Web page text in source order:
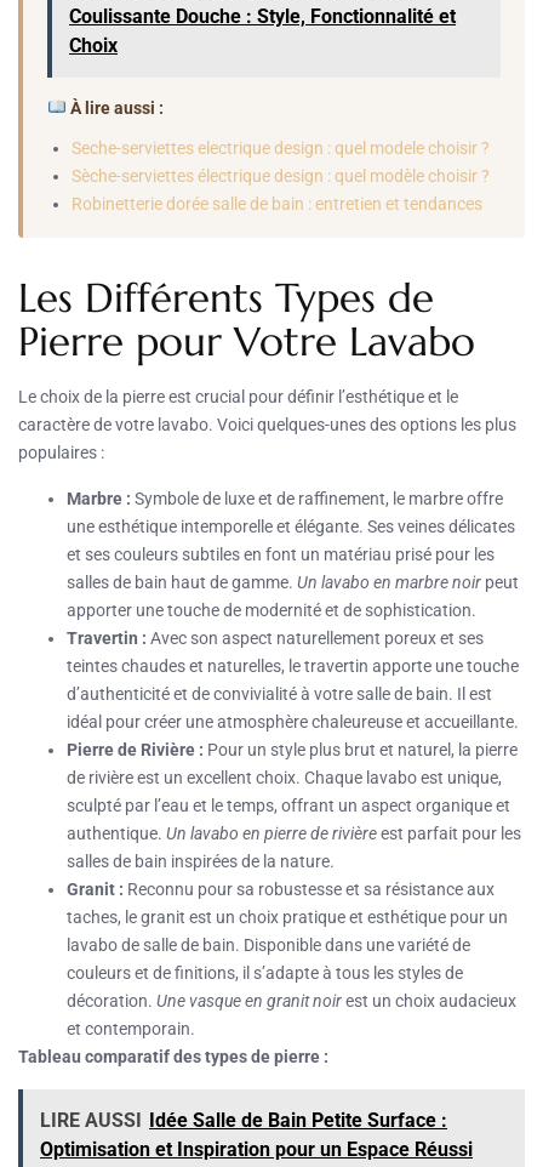
Coulissante Douche : Style, Fonctionnalité et
Choix
À lire aussi :
Seche-serviettes electrique design : quel modele choisir ?
Sèche-serviettes électrique design : quel modèle choisir ?
Robinetterie dorée salle de bain : entretien et tendances
Les Différents Types de
Pierre pour Votre Lavabo
Le choix de la pierre est crucial pour définir l’esthétique et le
caractère de votre lavabo. Voici quelques-unes des options les plus
populaires :
Marbre : Symbole de luxe et de raffinement, le marbre offre
une esthétique intemporelle et élégante. Ses veines délicates
et ses couleurs subtiles en font un matériau prisé pour les
salles de bain haut de gamme. Un lavabo en marbre noir peut
apporter une touche de modernité et de sophistication.
Travertin : Avec son aspect naturellement poreux et ses
teintes chaudes et naturelles, le travertin apporte une touche
d’authenticité et de convivialité à votre salle de bain. Il est
idéal pour créer une atmosphère chaleureuse et accueillante.
Pierre de Rivière : Pour un style plus brut et naturel, la pierre
de rivière est un excellent choix. Chaque lavabo est unique,
sculpté par l’eau et le temps, offrant un aspect organique et
authentique. Un lavabo en pierre de rivièreest parfait pour les
salles de bain inspirées de la nature.
Granit : Reconnu pour sa robustesse et sa résistance aux
taches, le granit est un choix pratique et esthétique pour un
lavabo de salle de bain. Disponible dans une variété de
couleurs et de finitions, il s’adapte à tous les styles de
décoration. Une vasque en granit noirest un choix audacieux
et contemporain.
Tableau comparatif des types de pierre :
LIRE AUSSI Idée Salle de Bain Petite Surface :
Optimisation et Inspiration pour un Espace Réussi